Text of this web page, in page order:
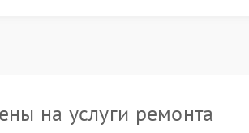
на услуги ремонта